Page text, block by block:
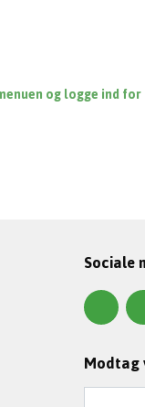
og logge ind
Sociale
Modtag